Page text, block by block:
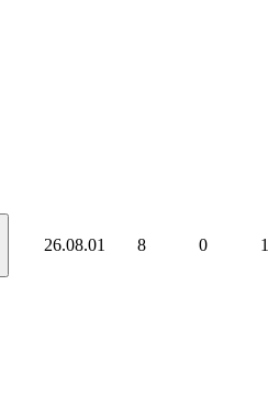
26.08.01 8 0 1